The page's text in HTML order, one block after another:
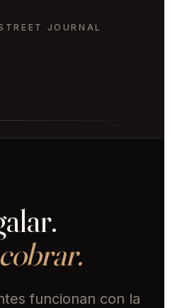
JOURNAL
funcionan con la